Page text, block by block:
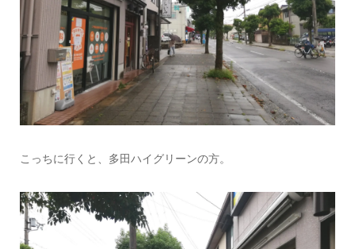
こっちに行くと、多田ハイグリーンの方。